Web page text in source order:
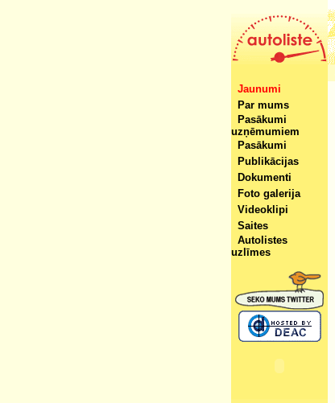
Jaunumi
Par mums
Pasākumi
uzņēmumiem
Pasākumi
Publikācijas
Dokumenti
Foto galerija
Videoklipi
Saites
Autolistes
uzlīmes